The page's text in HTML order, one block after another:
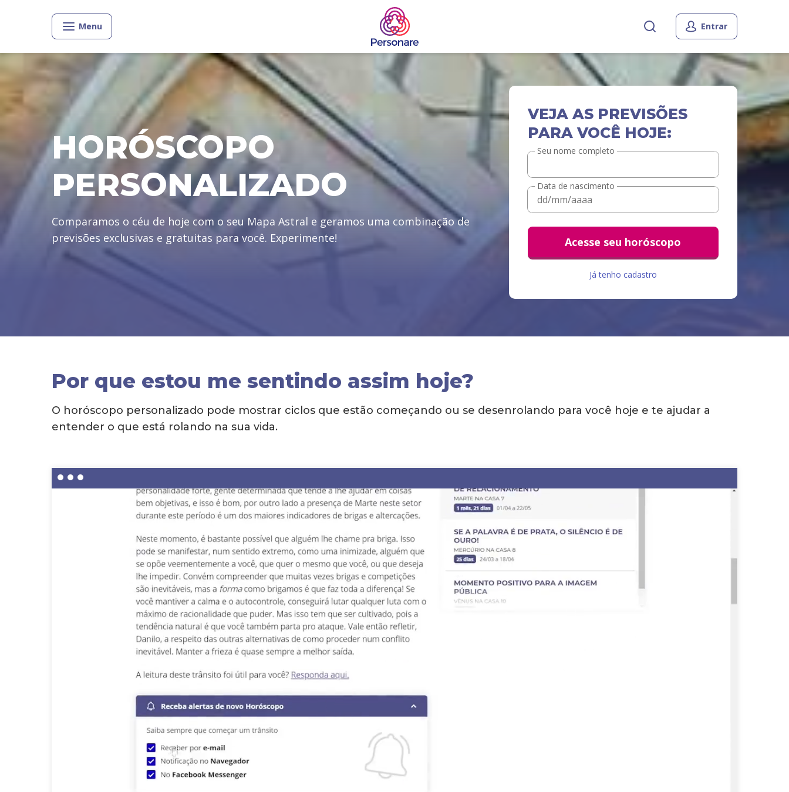
Menu Entrar
HORÓSCOPO
PERSONALIZADO
Comparamos o céu de hoje com o seu Mapa Astral e geramos uma combinação de
previsões exclusivas e gratuitas para você. Experimente!
VEJA AS PREVISÕES
PARA VOCÊ HOJE:
Seu nome completo
Data de nascimento
Acesse seu horóscopo
Já tenho cadastro
Por que estou me sentindo assim hoje?
O horóscopo personalizado pode mostrar ciclos que estão começando ou se desenrolando para você hoje e te ajudar a
entender o que está rolando na sua vida.